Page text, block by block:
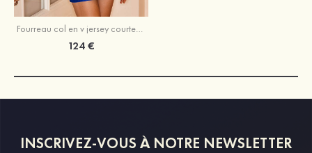
Fourreau col en v jersey courte/mini robe de fête de la rentrée avec paillettes
124 €
INSCRIVEZ-VOUS À NOTRE NEWSLETTER